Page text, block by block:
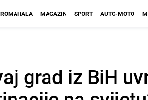
MAGAZIN SPORT AUTO-MOTO
grad iz BiH